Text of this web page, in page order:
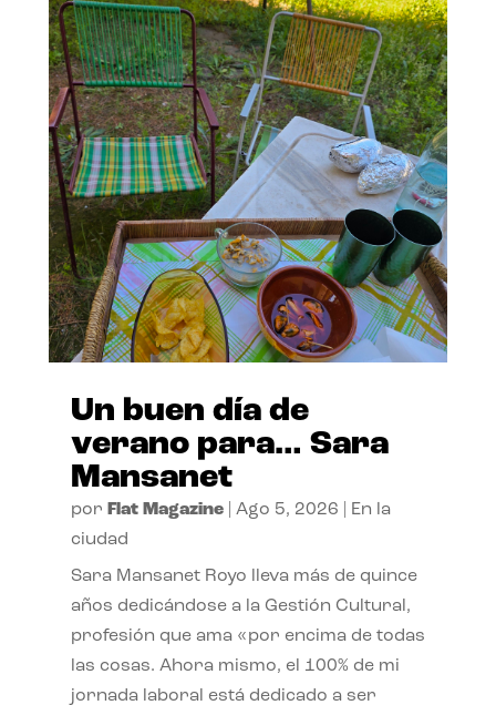
Un buen día de
verano para… Sara
Mansanet
por Flat Magazine| Ago 5, 2026
En la
ciudad
Sara Mansanet Royo lleva más de quince
años dedicándose a la Gestión Cultural,
profesión que ama «por encima de todas
las cosas. Ahora mismo, el 100% de mi
jornada laboral está dedicado a ser